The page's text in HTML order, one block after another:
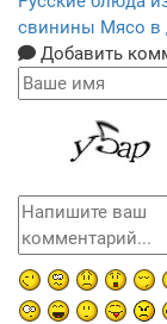
свинины Мясо в
Добавить